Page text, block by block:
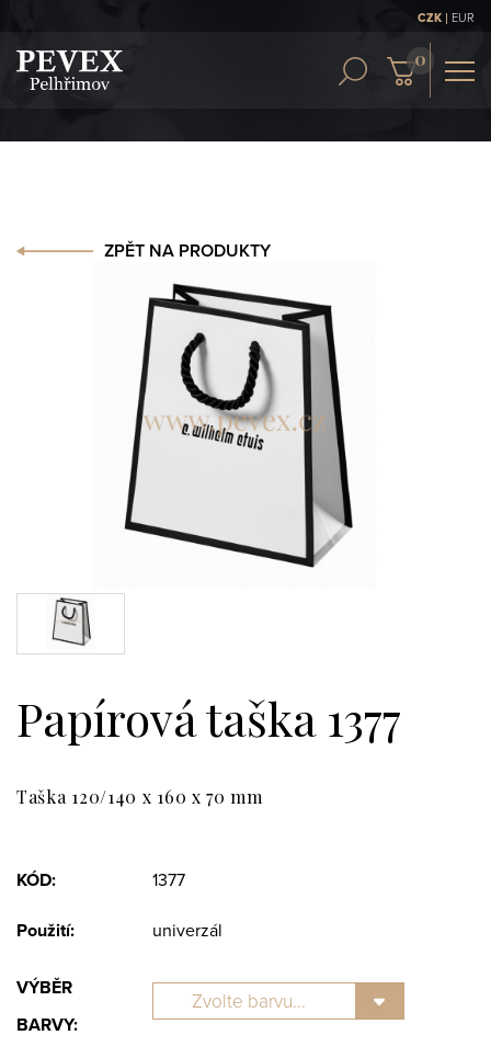
CZK | EUR
ZPĚT NA PRODUKTY
Papírová taška 1377
Taška 120/140 x 160 x 70 mm
KÓD: 1377
Použití: univerzál
VÝBĚR
BARVY: